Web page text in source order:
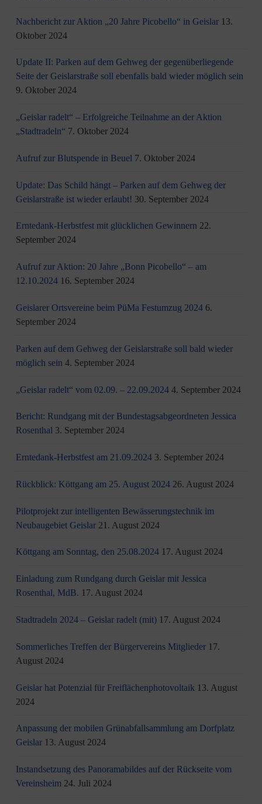
Nachbericht zur Aktion „20 Jahre Picobello“ in Geislar 13.
Oktober 2024
Update II: Parken auf dem Gehweg der gegenüberliegende
Seite der Geislarstraße soll ebenfalls bald wieder möglich sein
9. Oktober 2024
„Geislar radelt“ – Erfolgreiche Teilnahme an der Aktion
„Stadtradeln“ 7. Oktober 2024
Aufruf zur Blutspende in Beuel 7. Oktober 2024
Update: Das Schild hängt – Parken auf dem Gehweg der
Geislarstraße ist wieder erlaubt! 30. September 2024
Erntedank-Herbstfest mit glücklichen Gewinnern 22.
September 2024
Aufruf zur Aktion: 20 Jahre „Bonn Picobello“ – am
12.10.2024 16. September 2024
Geislarer Ortsvereine beim PüMa Festumzug 2024 6.
September 2024
Parken auf dem Gehweg der Geislarstraße soll bald wieder
möglich sein 4. September 2024
„Geislar radelt“ vom 02.09. – 22.09.2024 4. September 2024
Bericht: Rundgang mit der Bundestagsabgeordneten Jessica
Rosenthal 3. September 2024
Erntedank-Herbstfest am 21.09.2024 3. September 2024
Rückblick: Köttgang am 25. August 2024 26. August 2024
Pilotprojekt zur intelligenten Bewässerungstechnik im
Neubaugebiet Geislar 21. August 2024
Köttgang am Sonntag, den 25.08.2024 17. August 2024
Einladung zum Rundgang durch Geislar mit Jessica
Rosenthal, MdB. 17. August 2024
Stadtradeln 2024 – Geislar radelt (mit) 17. August 2024
Sommerliches Treffen der Bürgervereins Mitglieder 17.
August 2024
Geislar hat Potenzial für Freiflächenphotovoltaik 13. August
2024
Anpassung der mobilen Grünabfallsammlung am Dorfplatz
Geislar 13. August 2024
Instandsetzung des Panoramabildes auf der Rückseite vom
Vereinsheim 24. Juli 2024